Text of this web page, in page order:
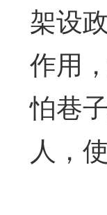
架设
作用
怕巷
人，